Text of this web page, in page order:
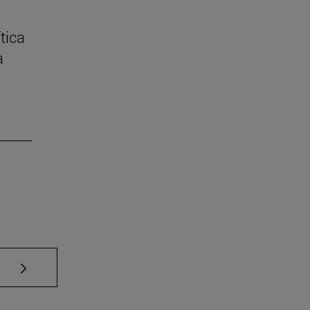
TAB para desplazarse.